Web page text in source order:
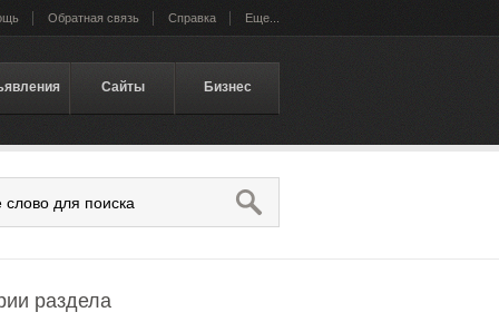
Обратная связь Справка Еще...
Сайты Бизнес
раздела